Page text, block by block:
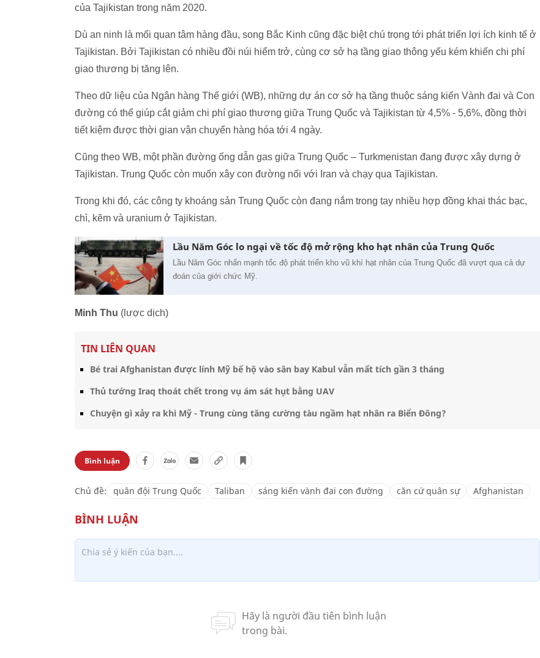
của Tajikistan trong năm 2020.
Dù an ninh là mối quan tâm hàng đầu, song Bắc Kinh cũng đặc biệt chú trọng tới phát triển lợi ích kinh tế ở
Tajikistan. Bởi Tajikistan có nhiều đồi núi hiểm trở, cùng cơ sở hạ tầng giao thông yếu kém khiến chi phí
giao thương bị tăng lên.
Theo dữ liệu của Ngân hàng Thế giới (WB), những dự án cơ sở hạ tầng thuộc sáng kiến Vành đai và Con
đường có thể giúp cắt giảm chi phí giao thương giữa Trung Quốc và Tajikistan từ 4,5% - 5,6%, đồng thời
tiết kiệm được thời gian vận chuyển hàng hóa tới 4 ngày.
Cũng theo WB, một phần đường ống dẫn gas giữa Trung Quốc – Turkmenistan đang được xây dựng ở
Tajikistan. Trung Quốc còn muốn xây con đường nối với Iran và chạy qua Tajikistan.
Trong khi đó, các công ty khoáng sản Trung Quốc còn đang nắm trong tay nhiều hợp đồng khai thác bạc,
chì, kẽm và uranium ở Tajikistan.
Lầu Năm Góc lo ngại về tốc độ mở rộng kho hạt nhân của Trung Quốc
Lầu Năm Góc nhấn mạnh tốc độ phát triển kho vũ khí hạt nhân của Trung Quốc đã vượt qua cả dự
đoán của giới chức Mỹ.
Minh Thu (lược dịch)
TIN LIÊN QUAN
Bé trai Afghanistan được lính Mỹ bế hộ vào sân bay Kabul vẫn mất tích gần 3 tháng
Thủ tướng Iraq thoát chết trong vụ ám sát hụt bằng UAV
Chuyện gì xảy ra khi Mỹ - Trung cùng tăng cường tàu ngầm hạt nhân ra Biển Đông?
Bình luận
Chủ đề: quân đội Trung Quốc Taliban sáng kiến vành đai con đường căn cứ quân sự Afghanistan